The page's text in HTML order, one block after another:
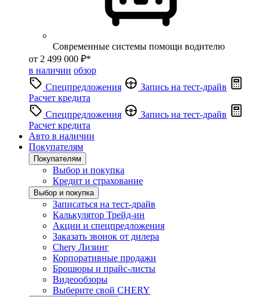
Современные системы помощи водителю
от 2 499 000 ₽*
в наличии обзор
Спецпредложения
Запись на тест-драйв
Расчет кредита
Спецпредложения
Запись на тест-драйв
Расчет кредита
Авто в наличии
Покупателям
Покупателям
Выбор и покупка
Кредит и страхование
Выбор и покупка
Записаться на тест-драйв
Калькулятор Трейд-ин
Акции и спецпредложения
Заказать звонок от дилера
Chery Лизинг
Корпоративные продажи
Брошюры и прайс-листы
Видеообзоры
Выберите свой CHERY